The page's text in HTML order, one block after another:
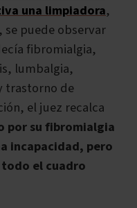
una limpiadora,
se puede observar
fibromialgia,
lumbalgia,
trastorno de
el juez recalca
por su fibromialgia
incapacidad, pero
el cuadro